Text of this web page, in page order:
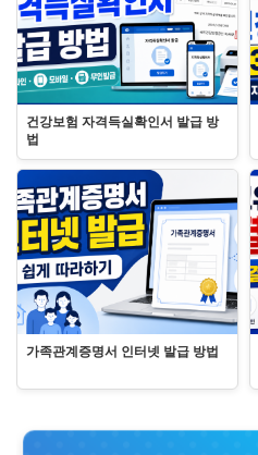
건강보험 자격득실확인서 발급 방
법
가족관계증명서 인터넷 발급 방법